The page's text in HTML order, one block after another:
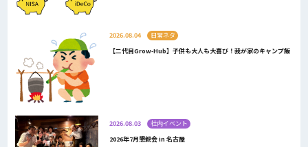
2026.08.04
日常ネタ
【二代目Grow-Hub】子供も大人も大喜び！我が家のキャンプ飯
2026.08.03
社内イベント
2026年7月懇親会 in 名古屋